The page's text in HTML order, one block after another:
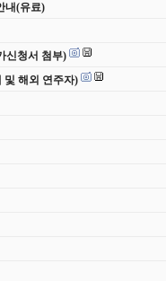
내(유료)
신청서 첨부)
및 해외 연주자)